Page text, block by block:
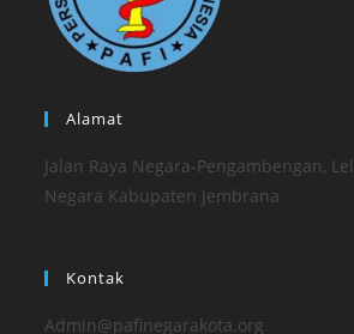
Alamat
Jalan Raya Negara-Pengambengan,
Negara Kabupaten Jembrana
Kontak
Admin@pafinegarakota.org